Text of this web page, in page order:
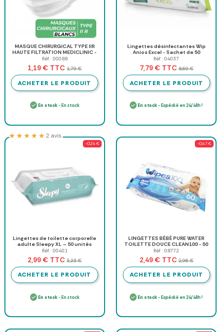
MASQUE CHIRURGICAL TYPE IIR
HAUTE FILTRATION MEDICLINIC -
boîte de 50
Réf : 00088
1,19 € TTC 1,79 €
ACHETER LE PRODUIT
En stock- En stock
Lingettes désinfectantes Wip
Anios Excel - Sachet de 50
Réf : 04037
7,79 € TTC 8,69 €
ACHETER LE PRODUIT
En stock - Expédié en 24/48h !
-0,24 €
Lingettes de toilette corporelle
adulte Sleepy XL – 50 unités
Réf : 00401
★★★★★
★★★★★ 2 avis
2,99 € TTC 3,23 €
ACHETER LE PRODUIT
En stock- En stock
-0,47 €
LINGETTES BÉBÉ PURE WATER
TOILETTE DOUCE CLEAN100 - 50
unités
Réf : 08772
2,49 € TTC 2,96 €
ACHETER LE PRODUIT
En stock - Expédié en 24/48h !